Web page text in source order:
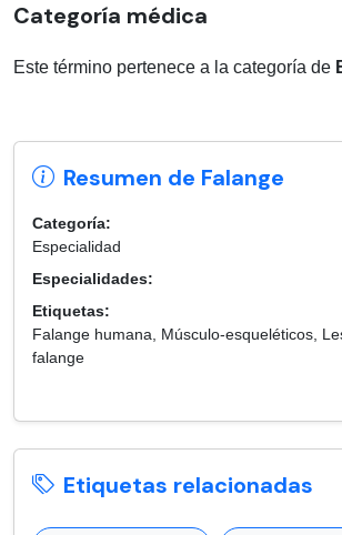
Categoría médica
Este término pertenece a la categoría de
Resumen de Falange
Categoría:
Especialidad
Especialidades:
Etiquetas:
Falange humana, Músculo-esqueléticos,
falange
Etiquetas relacionadas